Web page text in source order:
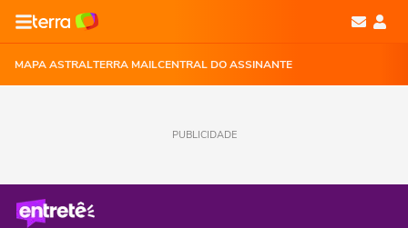
MAPA ASTRALTERRA MAILCENTRAL DO ASSINANTE
PUBLICIDADE